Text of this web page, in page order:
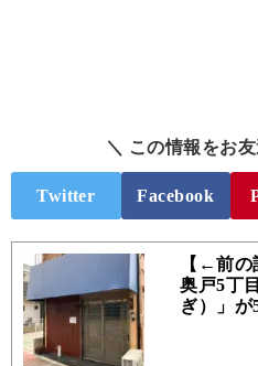
＼ この情報をお
Twitter Facebook
【←前の
奥戸5丁
ぎ）」が